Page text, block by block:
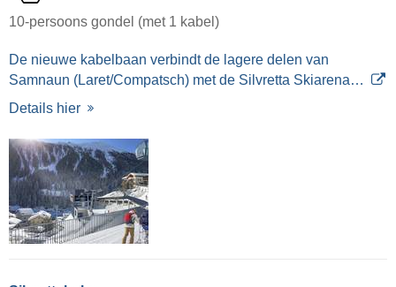
10-persoons gondel (met 1 kabel)
De nieuwe kabelbaan verbindt de lagere delen van
Samnaun (Laret/Compatsch) met de Silvretta Skiarena…
Details hier